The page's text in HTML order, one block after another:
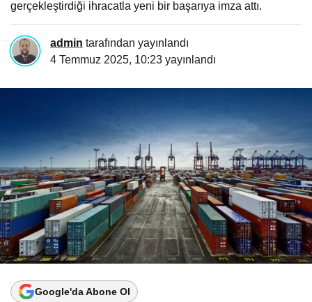
gerçekleştirdiği ihracatla yeni bir başarıya imza attı.
admin tarafından yayınlandı
4 Temmuz 2025, 10:23 yayınlandı
Google'da Abone Ol